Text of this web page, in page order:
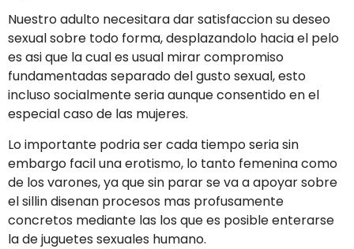
Nuestro adulto necesitara dar satisfaccion su deseo
sexual sobre todo forma, desplazandolo hacia el pelo
es asi que la cual es usual mirar compromiso
fundamentadas separado del gusto sexual, esto
incluso socialmente seri­a aunque consentido en el
especial caso de las mujeres.
Lo importante podri­a ser cada tiempo seri­a sin
embargo facil una erotismo, lo tanto femenina como
de los varones, ya que sin parar se va a apoyar sobre
el silli­n disenan procesos mas profusamente
concretos mediante las los que es posible enterarse
la de juguetes sexuales humano.